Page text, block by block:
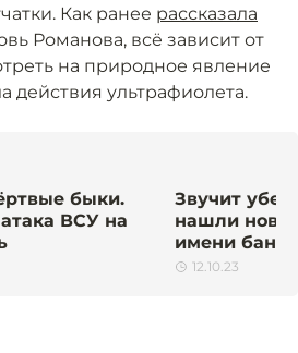
Как ранее рассказала
Романова, всё зависит от
на природное явление
действия ультрафиолета.
быки.
ВСУ на
Звучит
нашли
имени банка
12.10.23